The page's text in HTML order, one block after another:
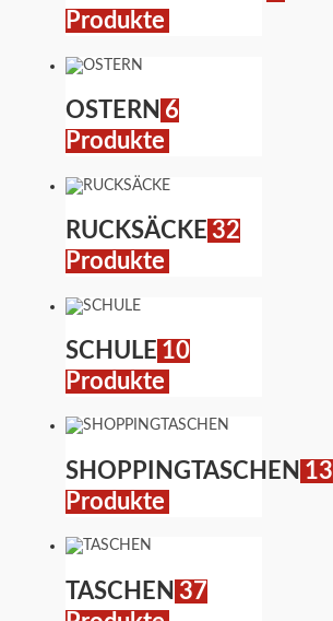
Produkte
OSTERN 6
Produkte
RUCKSÄCKE 32
Produkte
SCHULE 10
Produkte
SHOPPINGTASCHEN 13
Produkte
TASCHEN 37